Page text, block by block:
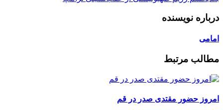
درباره نویسنده
امامی
مطالب مرتبط
امروز حضور مقتدی صدر در قم